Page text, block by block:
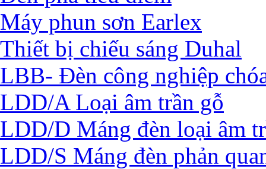
Máy phun sơn Earlex
Thiết bị chiếu sáng Duhal
LBB- Đèn công nghiệp
LDD/A Loại âm trần gỗ
LDD/D Máng đèn loại âm
LDD/S Máng đèn phản